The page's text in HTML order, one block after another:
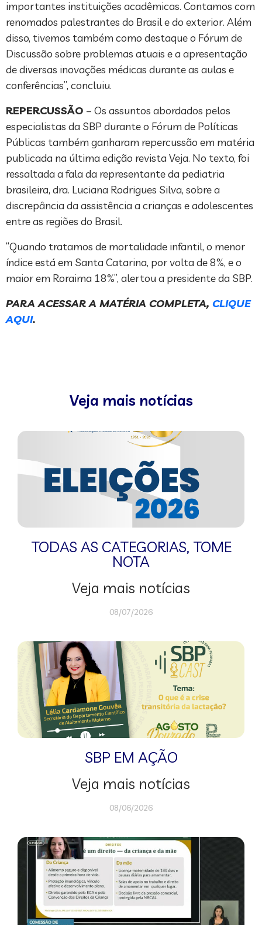
importantes instituições acadêmicas. Contamos com
renomados palestrantes do Brasil e do exterior. Além
disso, tivemos também como destaque o Fórum de
Discussão sobre problemas atuais e a apresentação
de diversas inovações médicas durante as aulas e
conferências”, concluiu.
REPERCUSSÃO – Os assuntos abordados pelos
especialistas da SBP durante o Fórum de Políticas
Públicas também ganharam repercussão em matéria
publicada na última edição revista Veja. No texto, foi
ressaltada a fala da representante da pediatria
brasileira, dra. Luciana Rodrigues Silva, sobre a
discrepância da assistência a crianças e adolescentes
entre as regiões do Brasil.
“Quando tratamos de mortalidade infantil, o menor
índice está em Santa Catarina, por volta de 8%, e o
maior em Roraima 18%”, alertou a presidente da SBP.
PARA ACESSAR A MATÉRIA COMPLETA, CLIQUE
AQUI.
Veja mais notícias
TODAS AS CATEGORIAS, TOME
NOTA
Veja mais notícias
08/07/2026
SBP EM AÇÃO
Veja mais notícias
08/06/2026